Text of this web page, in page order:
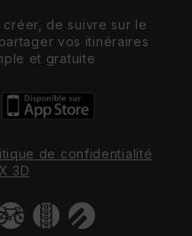
créer, de suivre sur le
vos itinéraires
et gratuite
de confidentialité
3D